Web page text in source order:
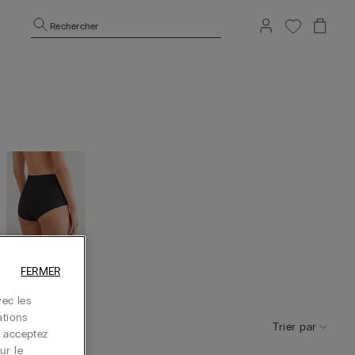
Rechercher
Trier par
les
le
FERMER